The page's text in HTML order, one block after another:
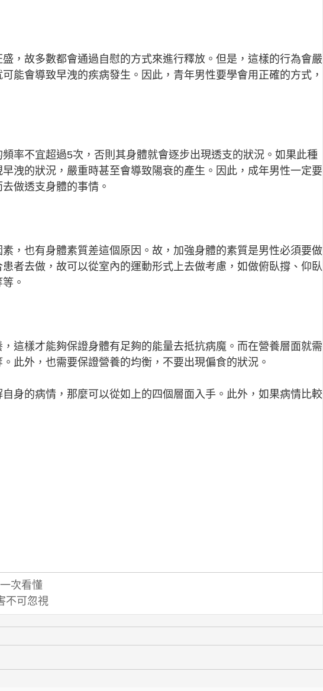
，故多數都會通過自慰的方式來進行釋放。但是，這樣的行為會嚴
能會導致早洩的疾病發生。因此，青年男性要學會用正確的方式，
率不宜超過5次，否則其身體就會逐步出現透支的狀況。如果此種
洩的狀況，嚴重時甚至會導致陽衰的產生。因此，成年男性一定要
做透支身體的事情。
，也有身體素質差這個原因。故，加強身體的素質是男性必須要做
者去做，故可以從室內的運動形式上去做考慮，如做俯臥撐、仰臥
。
這樣才能夠保證身體有足夠的能量去抵抗病魔。而在營養層面就需
此外，也需要保證營養的均衡，不要出現偏食的狀況。
身的病情，那麼可以從如上的四個層面入手。此外，如果病情比較
次看懂
不可忽視